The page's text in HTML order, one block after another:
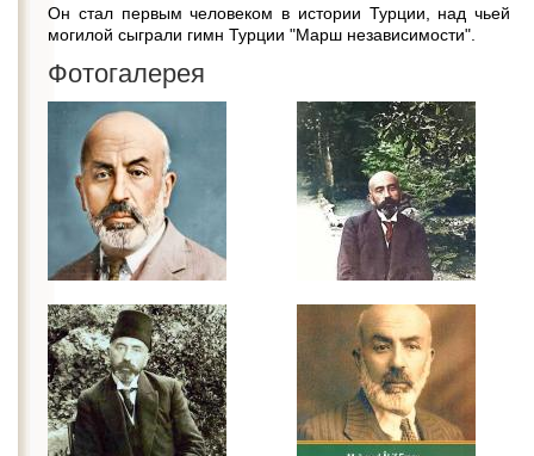
Он стал первым человеком в истории Турции, над чьей
могилой сыграли гимн Турции "Марш независимости".
Фотогалерея